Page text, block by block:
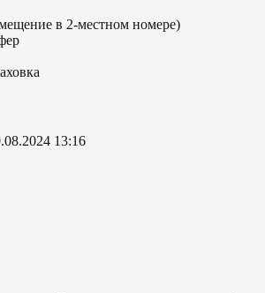
в 2-местном номере)
13:16